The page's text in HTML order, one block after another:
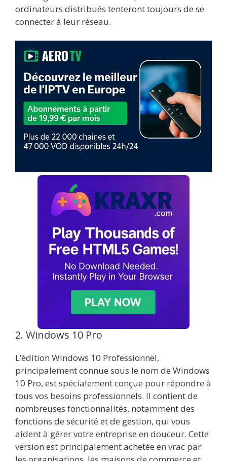
ordinateurs distribués tenteront toujours de se
connecter à leur réseau.
2. Windows 10 Pro
L’édition Windows 10 Professionnel,
principalement connue sous le nom de Windows
10 Pro, est spécialement conçue pour répondre à
tous vos besoins professionnels. Il contient de
nombreuses fonctionnalités, notamment des
fonctions de sécurité et de gestion, qui vous
aident à gérer votre entreprise en douceur. Cette
version est principalement achetée en vrac par